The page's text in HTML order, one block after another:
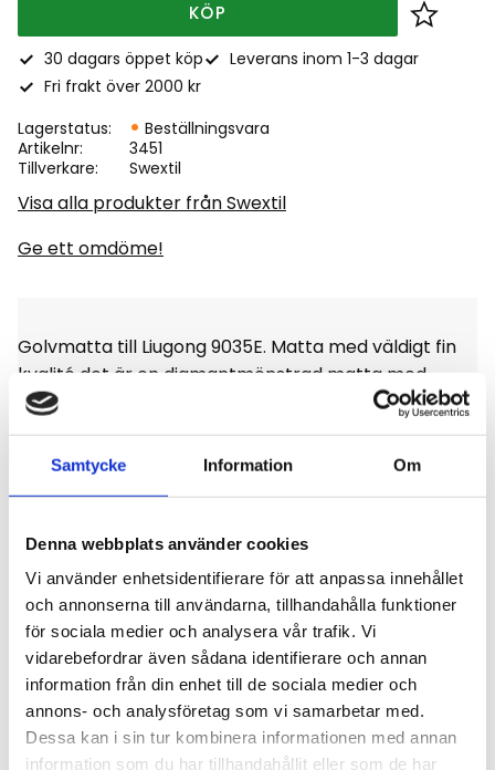
Samtycke Information Om
Denna webbplats använder cookies
Vi använder enhetsidentifierare för att anpassa innehållet
och annonserna till användarna, tillhandahålla funktioner
för sociala medier och analysera vår trafik. Vi
vidarebefordrar även sådana identifierare och annan
information från din enhet till de sociala medier och
annons- och analysföretag som vi samarbetar med.
Dessa kan i sin tur kombinera informationen med annan
information som du har tillhandahållit eller som de har
KÖP Lägg
30 dagars öppet köp
Leverans inom 1-3 dagar
Fri frakt över 2000 kr
Lagerstatus
Beställningsvara
Artikelnr
3451
Tillverkare
Swextil
Visa alla produkter från Swextil
Ge ett omdöme!
Golvmatta till Liugong 9035E. Matta med väldigt fin
kvalité det är en diamantmönstrad matta med
stoppning, enligt bild.
Omdömen
Du
Klicka på en stjärna för att sätta ditt betyg